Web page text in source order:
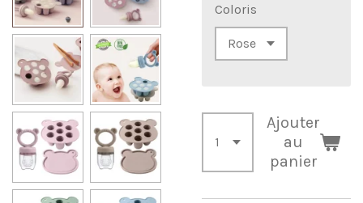
Coloris
Ajouter
au
panier